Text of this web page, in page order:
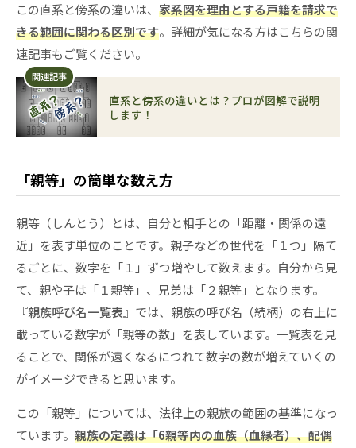
この直系と傍系の違いは、 家系図を理由とする戸籍を請求で
きる範囲に関わる区別です。詳細が気になる方はこちらの関
連記事もご覧ください。
関連記事
直系と傍系の違いとは？プロが図解で説明
します！
「親等」の簡単な数え方
親等（しんとう）とは、自分と相手との「距離・関係の遠
近」を表す単位のことです。親子などの世代を「１つ」隔て
るごとに、数字を「１」ずつ増やして数えます。自分から見
て、親や子は「１親等」、兄弟は「２親等」となります。
『親族呼び名一覧表』 では、親族の呼び名（続柄）の右上に
載っている数字が「親等の数」を表しています。一覧表を見
ることで、関係が遠くなるにつれて数字の数が増えていくの
がイメージできると思います。
この「親等」については、法律上の親族の範囲の基準になっ
ています。 親族の定義は「6親等内の血族（血縁者）、配偶